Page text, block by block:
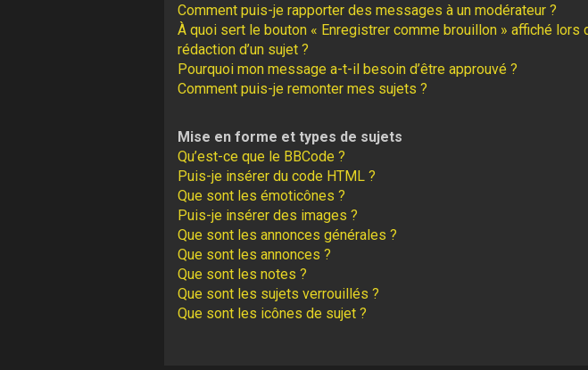
Comment puis-je rapporter des messages à un modérateur ?
À quoi sert le bouton « Enregistrer comme brouillon » affiché lors
rédaction d’un sujet ?
Pourquoi mon message a-t-il besoin d’être approuvé ?
Comment puis-je remonter mes sujets ?
Mise en forme et types de sujets
Qu’est-ce que le BBCode ?
Puis-je insérer du code HTML ?
Que sont les émoticônes ?
Puis-je insérer des images ?
Que sont les annonces générales ?
Que sont les annonces ?
Que sont les notes ?
Que sont les sujets verrouillés ?
Que sont les icônes de sujet ?